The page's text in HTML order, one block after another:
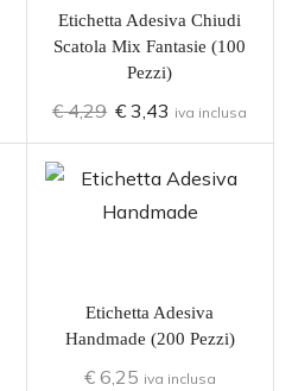
Etichetta Adesiva Chiudi
Scatola Mix Fantasie (100
Pezzi)
€4,29 € 3,43 iva inclusa
Etichetta Adesiva
Handmade (200 Pezzi)
€6,25 iva inclusa